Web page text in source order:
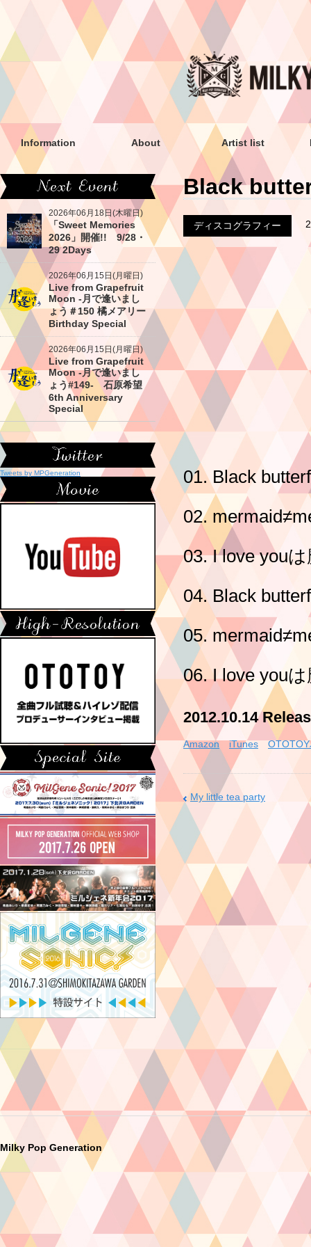
Information About Artist list
Black
ディスコグラフィー
01. Black
02.
03. I love you
04. Black
05.
06. I love you
2012.10.14
Amazon iTunes
My little tea party
2026年06月18日(木曜日)
「Sweet Memories
2026」開催!! 9/28・
29 2Days
2026年06月15日(月曜日)
Live from Grapefruit
Moon -月で逢いまし
ょう＃150 橘メアリー
Birthday Special
2026年06月15日(月曜日)
Live from Grapefruit
Moon -月で逢いまし
ょう#149- 石原希望
6th Anniversary
Special
Tweets by MPGeneration
Milky Pop Generation